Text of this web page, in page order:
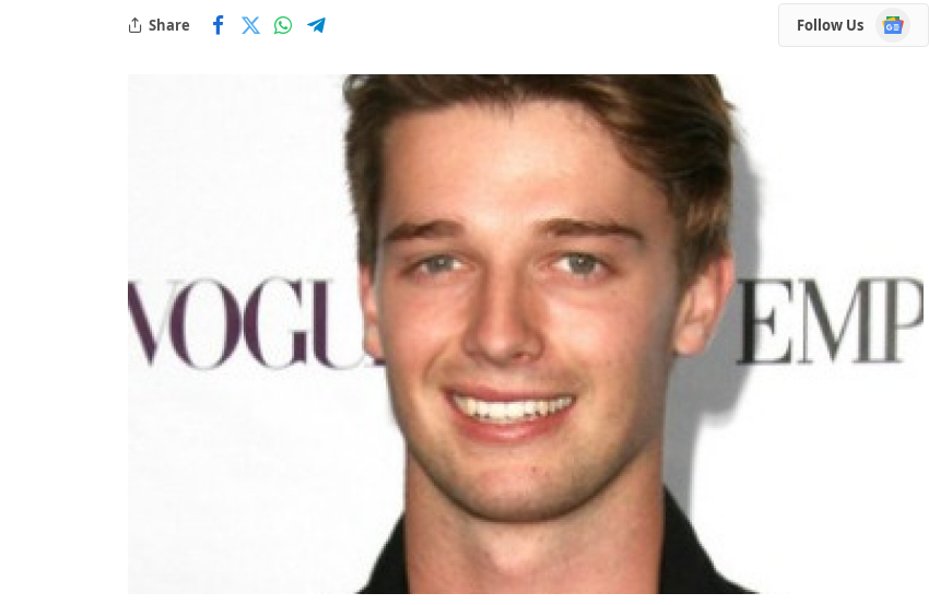
Share Follow Us
Google
News